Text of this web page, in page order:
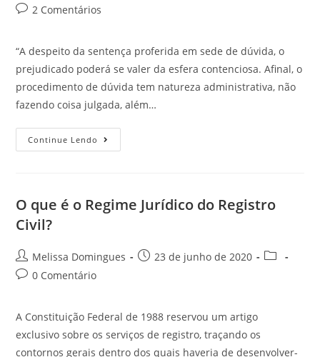
2 Comentários
“A despeito da sentença proferida em sede de dúvida, o
prejudicado poderá se valer da esfera contenciosa. Afinal, o
procedimento de dúvida tem natureza administrativa, não
fazendo coisa julgada, além…
Continue Lendo
O que é o Regime Jurídico do Registro
Civil?
Melissa Domingues
23 de junho de 2020
0 Comentário
A Constituição Federal de 1988 reservou um artigo
exclusivo sobre os serviços de registro, traçando os
contornos gerais dentro dos quais haveria de desenvolver-